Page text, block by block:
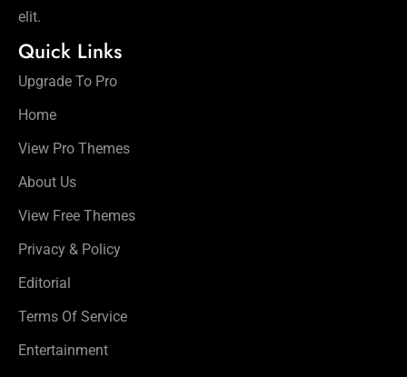
elit.
Quick Links
Upgrade To Pro
Home
View Pro Themes
About Us
View Free Themes
Privacy & Policy
Editorial
Terms Of Service
Entertainment